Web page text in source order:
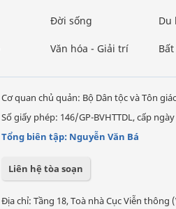
Đời sống
Văn hóa - Giải trí
Du
Cơ quan chủ quản: Bộ Dân tộc và Tôn
Số giấy phép: 146/GP-BVHTTDL, cấp
Tổng biên tập: Nguyễn Văn Bá
Liên hệ tòa soạn
Địa chỉ: Tầng 18, Toà nhà Cục Viễn thông